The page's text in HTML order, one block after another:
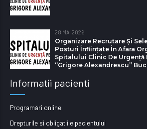
28 MAI 2026
Organizare Recrutare Și
Posturi Înființate În Afara
Spitalului Clinic De Urgență
“Grigore Alexandrescu”
Informatii pacienti
Programări online
Drepturile si obligatiile pacientului